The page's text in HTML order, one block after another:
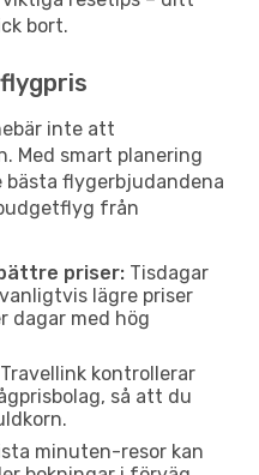
bort.
inte att
Med smart planering
bästa flygerbjudandena
från
priser: Tisdagar
lägre priser
dagar med hög
Travellink kontrollerar
så att du
minuten-resor kan